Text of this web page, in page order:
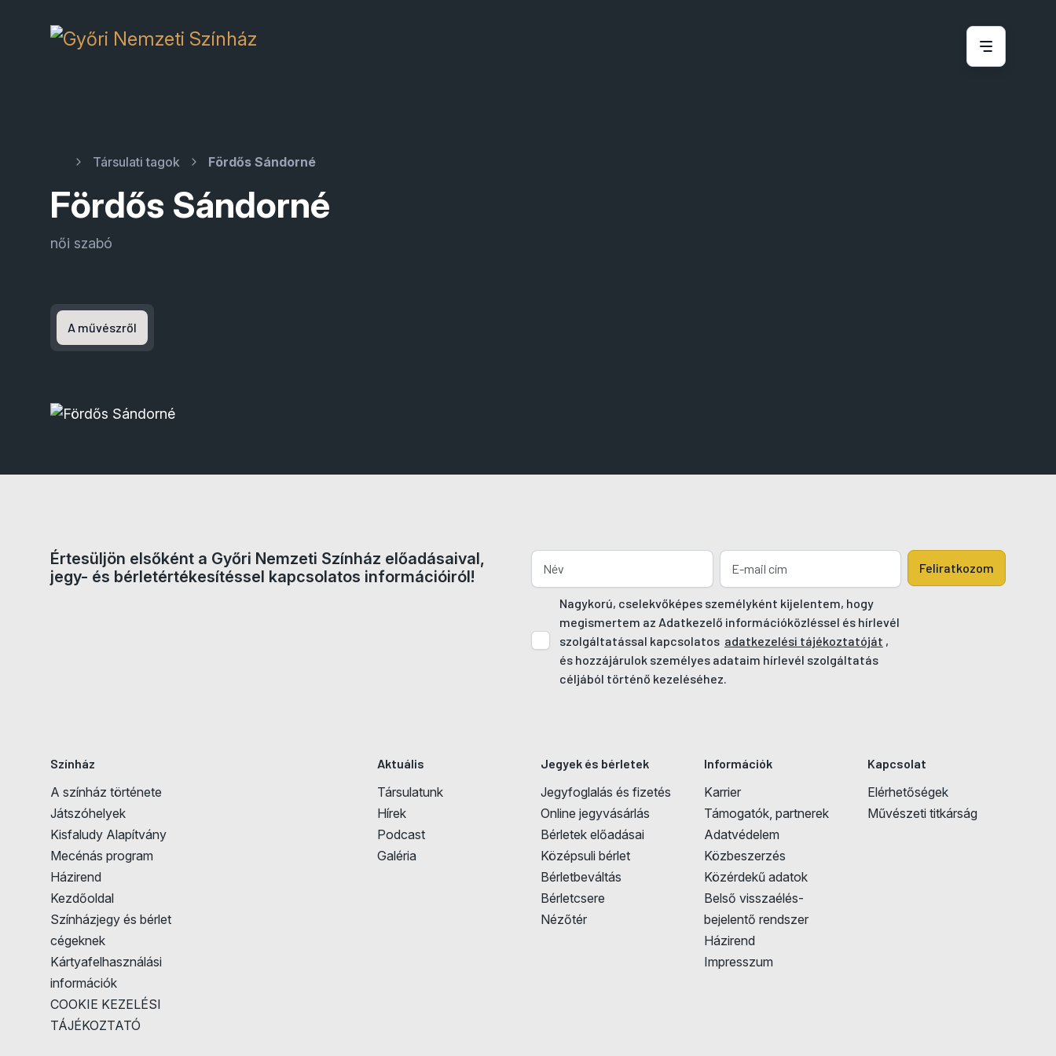
Társulati tagok Fördős Sándorné
Fördős Sándorné
női szabó
A művészről
Értesüljön elsőként a Győri Nemzeti Színház előadásaival,
jegy- és bérletértékesítéssel kapcsolatos információiról!
Nagykorú, cselekvőképes személyként kijelentem, hogy
megismertem az Adatkezelő információközléssel és hírlevél
szolgáltatással kapcsolatos adatkezelési tájékoztatóját ,
és hozzájárulok személyes adataim hírlevél szolgáltatás
céljából történő kezeléséhez.
Feliratkozom
Színház
A színház története
Játszóhelyek
Kisfaludy Alapítvány
Mecénás program
Házirend
Kezdőoldal
Színházjegy és bérlet
cégeknek
Kártyafelhasználási
információk
COOKIE KEZELÉSI
TÁJÉKOZTATÓ
Aktuális
Társulatunk
Hírek
Podcast
Galéria
Jegyek és bérletek
Jegyfoglalás és fizetés
Online jegyvásárlás
Bérletek előadásai
Középsuli bérlet
Bérletbeváltás
Bérletcsere
Nézőtér
Információk
Karrier
Támogatók, partnerek
Adatvédelem
Közbeszerzés
Közérdekű adatok
Belső visszaélés-
bejelentő rendszer
Házirend
Impresszum
Kapcsolat
Elérhetőségek
Művészeti titkárság